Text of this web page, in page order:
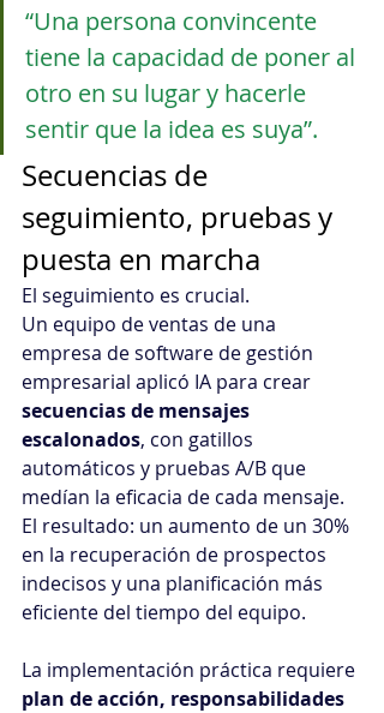
“Una persona convincente
tiene la capacidad de poner al
otro en su lugar y hacerle
sentir que la idea es suya”.
Secuencias de
seguimiento, pruebas y
puesta en marcha
El seguimiento es crucial.
Un equipo de ventas de una
empresa de software de gestión
empresarial aplicó IA para crear
secuencias de mensajes
escalonados, con gatillos
automáticos y pruebas A/B que
medían la eficacia de cada mensaje.
El resultado: un aumento de un 30%
en la recuperación de prospectos
indecisos y una planificación más
eficiente del tiempo del equipo.
La implementación práctica requiere
plan de acción, responsabilidades